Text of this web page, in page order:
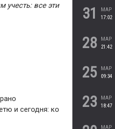
учесть: все эти
и сегодня: ко
31
МАР
17:02
28
МАР
21:42
25
МАР
09:34
23
МАР
18:47
МАР